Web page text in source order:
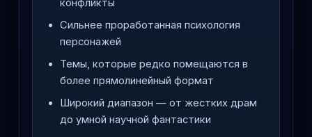
конфликты
Сильнее проработанная психология
персонажей
Темы, которые редко помещаются в
более прямолинейный формат
Широкий диапазон — от жестких драм
до умной научной фантастики